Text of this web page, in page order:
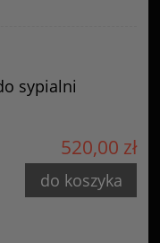
sypialni
520,00 zł
do koszyka